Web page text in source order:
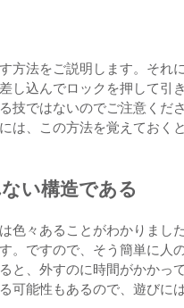
方法をご説明します。それ
し込んでロックを押して引
技ではないのでご注意くだ
は、この方法を覚えておく
い構造である
色々あることがわかりまし
。ですので、そう簡単に人
と、外すのに時間がかかっ
可能性もあるので、遊びに